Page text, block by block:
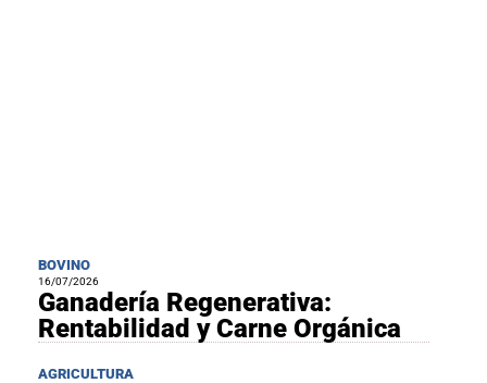
BOVINO
16/07/2026
Ganadería Regenerativa:
Rentabilidad y Carne Orgánica
AGRICULTURA